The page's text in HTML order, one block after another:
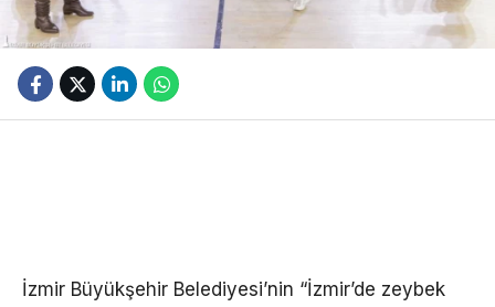
İzmir Büyükşehir Belediyesi’nin “İzmir’de zeybek